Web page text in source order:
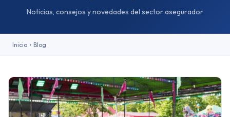
Búsquedas frecuentes: Seguro de coche
Seguro de hogar
Seguro de salud
Noticias, consejos y novedades del sector asegurador
Inicio Blog